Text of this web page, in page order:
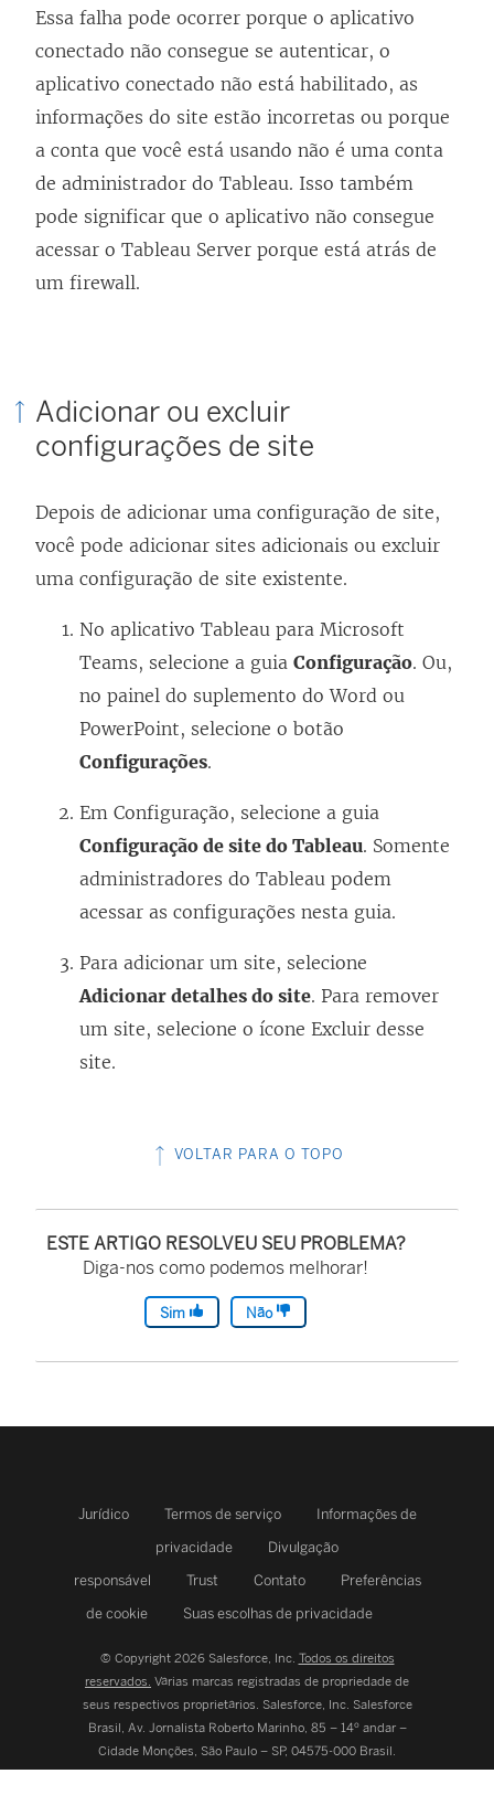
Essa falha pode ocorrer porque o aplicativo
conectado não consegue se autenticar, o
aplicativo conectado não está habilitado, as
informações do site estão incorretas ou porque
a conta que você está usando não é uma conta
de administrador do Tableau. Isso também
pode significar que o aplicativo não consegue
acessar o Tableau Server porque está atrás de
um firewall.
Adicionar ou excluir
configurações de site
Depois de adicionar uma configuração de site,
você pode adicionar sites adicionais ou excluir
uma configuração de site existente.
No aplicativo Tableau para Microsoft
Teams, selecione a guia Configuração. Ou,
no painel do suplemento do Word ou
PowerPoint, selecione o botão
Configurações.
Em Configuração, selecione a guia
Configuração de site do Tableau. Somente
administradores do Tableau podem
acessar as configurações nesta guia.
Para adicionar um site, selecione
Adicionar detalhes do site. Para remover
um site, selecione o ícone Excluir desse
site.
VOLTAR PARA O TOPO
ESTE ARTIGO RESOLVEU SEU PROBLEMA?
Diga-nos como podemos melhorar!
Sim Não
Jurídico Termos de serviço
Informações de
privacidade
Divulgação
responsável
Trust Contato
Preferências
de cookie
Suas escolhas de privacidade
© Copyright 2026 Salesforce, Inc. Todos os direitos
reservados. Várias marcas registradas de propriedade de
seus respectivos proprietários. Salesforce, Inc. Salesforce
Brasil, Av. Jornalista Roberto Marinho, 85 – 14º andar –
Cidade Monções, São Paulo – SP, 04575-000 Brasil.